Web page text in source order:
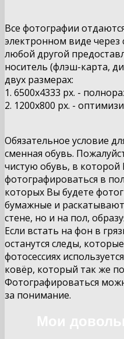
Все фотографии
электронном виде через
любой другой
носитель (флэш-карта,
двух размерах:
1. 6500х4333 px. -
2. 1200х800 px. -
Обязательное условие
сменная обувь.
чистую обувь, в которой
фотографироваться в
которых Вы будете
бумажные и
стене, но и на пол,
Если встать на фон в
останутся следы,
фотосессиях
ковёр, который так же
Фотографироваться
за понимание.